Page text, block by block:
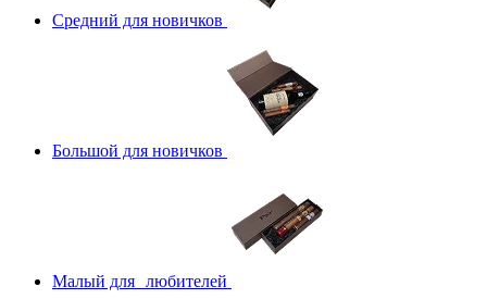
Средний для новичков
Большой для новичков
Малый для любителей